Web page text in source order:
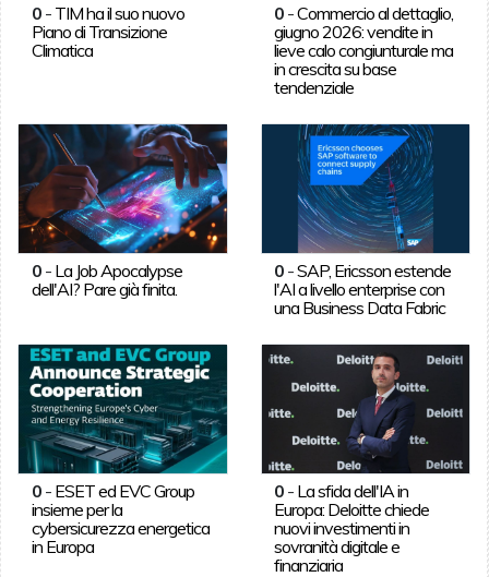
0- TIM ha il suo nuovo
Piano di Transizione
Climatica
0 -Commercio al dettaglio,
giugno 2026: vendite in
lieve calo congiunturale ma
in crescita su base
tendenziale
0- La Job Apocalypse
dell'AI? Pare già finita.
0 -SAP, Ericsson estende
l'AI a livello enterprise con
una Business Data Fabric
0- ESET ed EVC Group
insieme per la
cybersicurezza energetica
in Europa
0 - La sfida dell'IA in
Europa: Deloitte chiede
nuovi investimenti in
sovranità digitale e
finanziaria